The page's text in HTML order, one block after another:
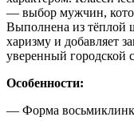
— выбор мужчин,
Выполнена из тёплой
харизму и добавляет
уверенный городской
Особенности:
— Форма